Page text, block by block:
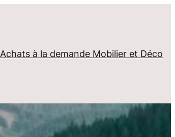
Achats à la demande Mobilier et Déco